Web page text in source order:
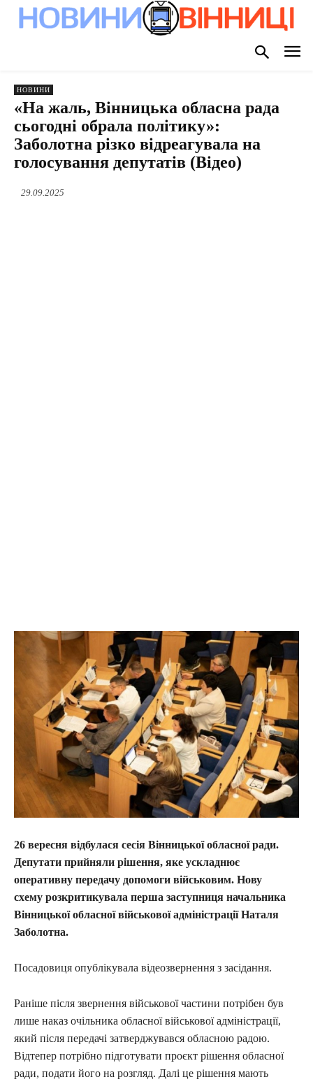
НОВИНИ
«На жаль, Вінницька обласна рада
сьогодні обрала політику»:
Заболотна різко відреагувала на
голосування депутатів (Відео)
29.09.2025
26 вересня відбулася сесія Вінницької обласної ради.
Депутати прийняли рішення, яке ускладнює
оперативну передачу допомоги військовим. Нову
схему розкритикувала перша заступниця начальника
Вінницької обласної військової адміністрації Наталя
Заболотна.
Посадовиця опублікувала відеозвернення з засідання.
Раніше після звернення військової частини потрібен був
лише наказ очільника обласної військової адміністрації,
який після передачі затверджувався обласною радою.
Відтепер потрібно підготувати проєкт рішення обласної
ради, подати його на розгляд. Далі це рішення мають